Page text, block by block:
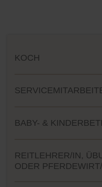
KOCH
BABY- &
REITLEHRER/IN,
ODER